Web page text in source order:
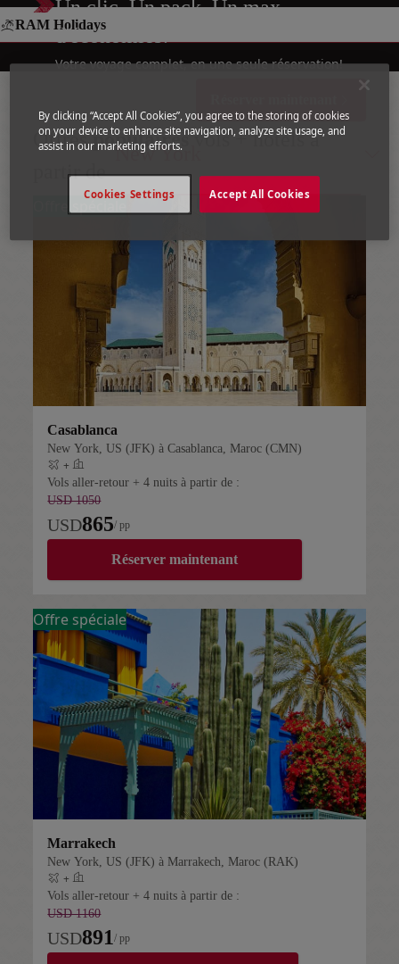
Un clic, Un pack, Un max
d'économies!
Votre voyage complet, en une seule réservation!
RAM Holidays
Offrespopulairesvols + hôtels à
partir de
New York
Casablanca
New York, US (JFK) à Casablanca, Maroc (CMN)
+
Vol + hôtel
Vols aller-retour + 4 nuits à partir de :
USD 1050
USD865/ pp
Réserver maintenant
Offre spéciale
Marrakech
New York, US (JFK) à Marrakech, Maroc (RAK)
+
Vol + hôtel
Vols aller-retour + 4 nuits à partir de :
USD 1160
USD891/ pp
By clicking “Accept All Cookies”, you agree to the storing of cookies
on your device to enhance site navigation, analyze site usage, and
assist in our marketing efforts.
Accept All Cookies
Cookies Settings